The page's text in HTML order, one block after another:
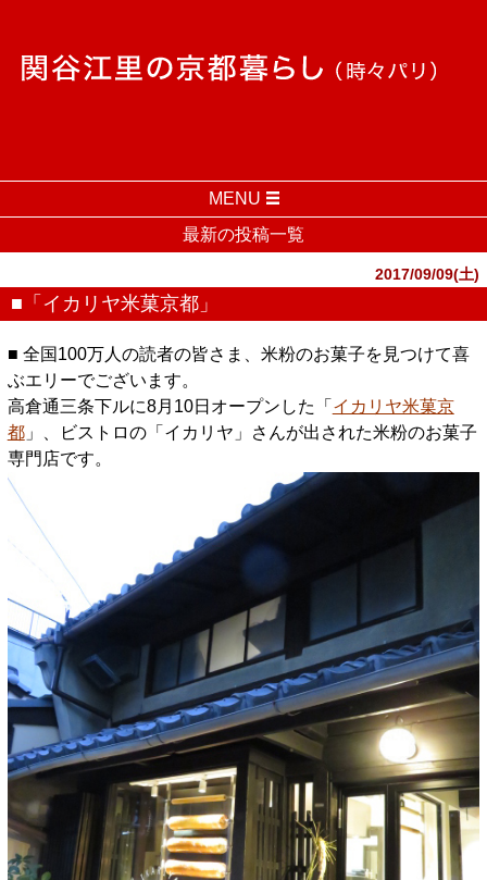
MENU
最新の投稿一覧
2017/09/09(土)
■「イカリヤ米菓京都」
■ 全国100万人の読者の皆さま、米粉のお菓子を見つけて喜
ぶエリーでございます。
高倉通三条下ルに8月10日オープンした「 イカリヤ米菓京
都」、ビストロの「イカリヤ」さんが出された米粉のお菓子
専門店です。